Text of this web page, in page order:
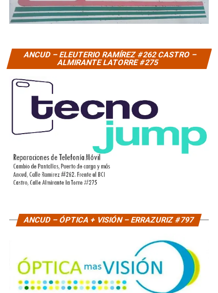
ANCUD – ELEUTERIO RAMÍREZ #262 CASTRO –
ALMIRANTE LATORRE #275
ANCUD – ÓPTICA + VISIÓN – ERRAZURIZ #797